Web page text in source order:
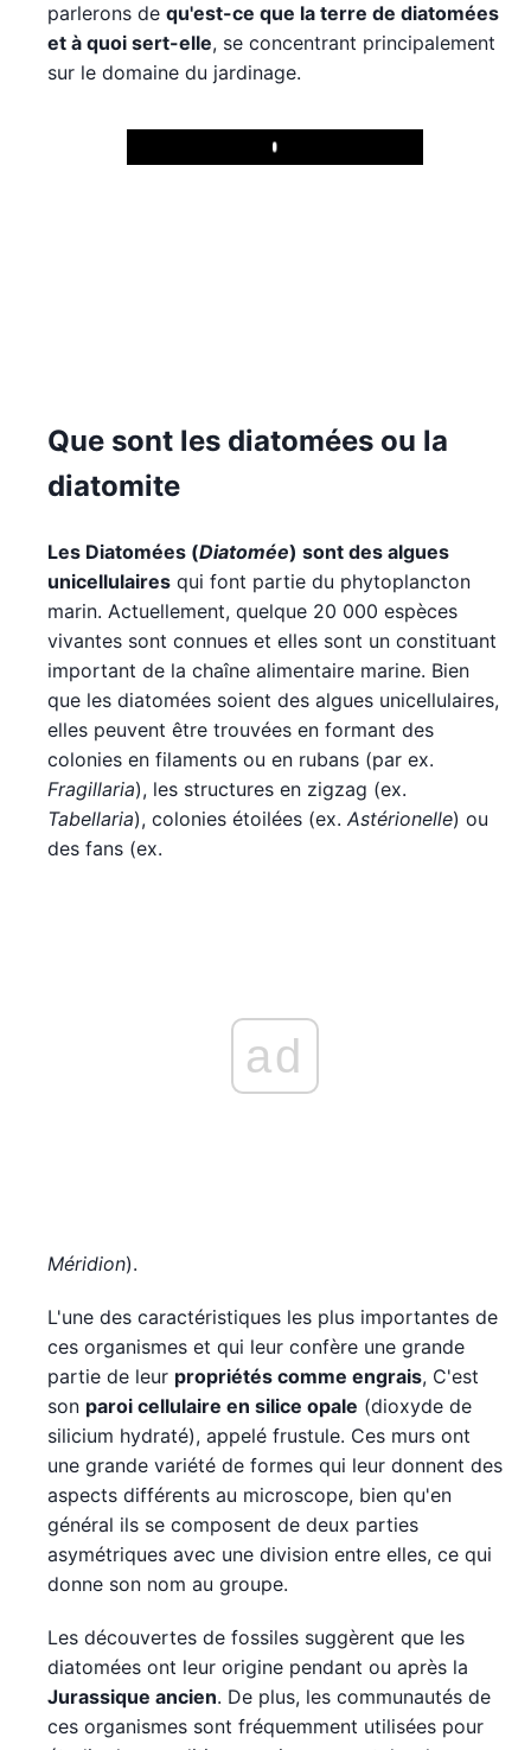
parlerons de qu'est-ce que la terre de diatomées
et à quoi sert-elle, se concentrant principalement
sur le domaine du jardinage.
Play
Que sont les diatomées ou la
diatomite
Les Diatomées (Diatomée) sont des algues
unicellulaires qui font partie du phytoplancton
marin. Actuellement, quelque 20 000 espèces
vivantes sont connues et elles sont un constituant
important de la chaîne alimentaire marine. Bien
que les diatomées soient des algues unicellulaires,
elles peuvent être trouvées en formant des
colonies en filaments ou en rubans (par ex.
Fragillaria), les structures en zigzag (ex.
Tabellaria), colonies étoilées (ex. Astérionelle) ou
des fans (ex.
ad
Méridion).
L'une des caractéristiques les plus importantes de
ces organismes et qui leur confère une grande
partie de leur propriétés comme engrais, C'est
son paroi cellulaire en silice opale (dioxyde de
silicium hydraté), appelé frustule. Ces murs ont
une grande variété de formes qui leur donnent des
aspects différents au microscope, bien qu'en
général ils se composent de deux parties
asymétriques avec une division entre elles, ce qui
donne son nom au groupe.
Les découvertes de fossiles suggèrent que les
diatomées ont leur origine pendant ou après la
Jurassique ancien. De plus, les communautés de
ces organismes sont fréquemment utilisées pour